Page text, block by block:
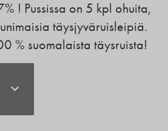
! Pussissa on 5 kpl ohuita,
täysjyväruisleipiä.
% suomalaista täysruista!